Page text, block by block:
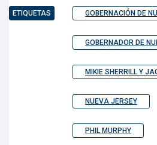
ETIQUETAS GOBERNACIÓN DE
GOBERNADOR DE
MIKIE SHERRILL Y
NUEVA JERSEY
PHIL MURPHY